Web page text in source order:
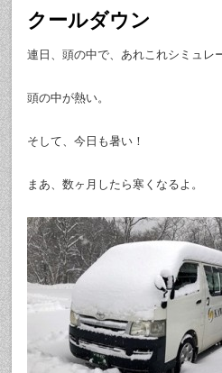
クールダウン
連日、頭の中で、あれこれシミュレ
頭の中が熱い。
そして、今日も暑い！
まあ、数ヶ月したら寒くなるよ。